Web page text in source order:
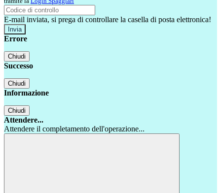
E-mail inviata, si prega di controllare la casella di posta elettronica!
Errore
Chiudi
Successo
Chiudi
Informazione
Chiudi
Attendere...
Attendere il completamento dell'operazione...